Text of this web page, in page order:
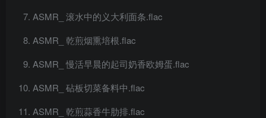
ASMR_ 滚水中的义大利面条.flac
ASMR_ 乾煎烟熏培根.flac
ASMR_ 慢活早晨的起司奶香欧姆蛋.flac
ASMR_ 砧板切菜备料中.flac
ASMR_ 乾煎蒜香牛肋排.flac